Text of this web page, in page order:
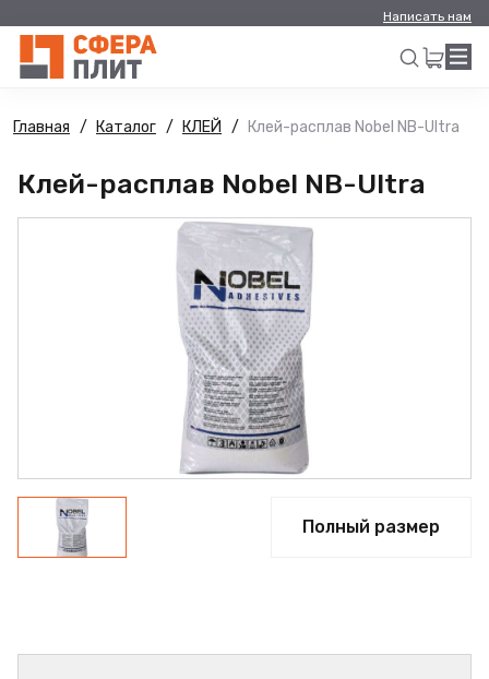
Написать нам
Искать
Главная Каталог КЛЕЙ Клей-расплав Nobel NB-Ultra
Клей-расплав Nobel NB-Ultra
Полный размер